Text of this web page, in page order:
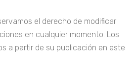
el derecho de modificar
en cualquier momento. Los
a partir de su publicación en este